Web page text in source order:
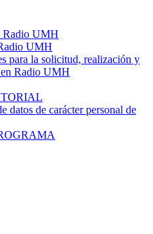
Radio UMH
UMH
para la solicitud, realización y
en Radio UMH
datos de carácter personal de